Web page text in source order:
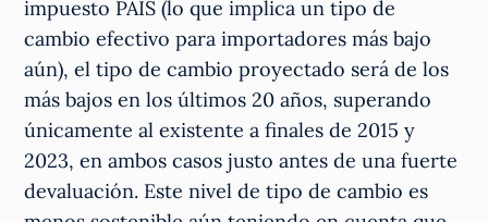
impuesto PAIS (lo que implica un tipo de
cambio efectivo para importadores más bajo
aún), el tipo de cambio proyectado será de los
más bajos en los últimos 20 años, superando
únicamente al existente a finales de 2015 y
2023, en ambos casos justo antes de una fuerte
devaluación. Este nivel de tipo de cambio es